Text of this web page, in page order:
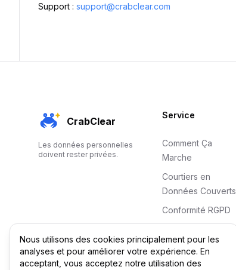
Support : support@crabclear.com
Footer CrabClear
Les données personnelles
doivent rester privées.
Service
Comment Ça
Marche
Courtiers en
Données Couverts
Conformité RGPD
FAQ
Nous utilisons des cookies principalement pour les
analyses et pour améliorer votre expérience. En
acceptant, vous acceptez notre utilisation des